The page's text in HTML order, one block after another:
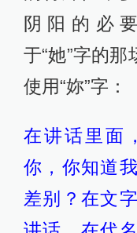
阴阳的必
于“她”字的
使用“妳”字：
在讲话里面
你，你知道
差别？在文